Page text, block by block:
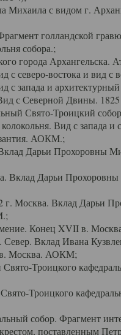
Михаила с видом г.
голландской
собора.;
города Архангельска.
северо-востока и вид с
запада и
с Северной Двины. 1825
Свято-Троицкий собор.
Вид с запада и
АОКМ.;
Дарьи Прохоровны
Дарьи Прохоровны
Москва. Вклад Дарьи
Конец XVII в.
Вклад Ивана
Москва. АОКМ;
Троицкого
Троицкого
собор. Фрагмент
поставленным